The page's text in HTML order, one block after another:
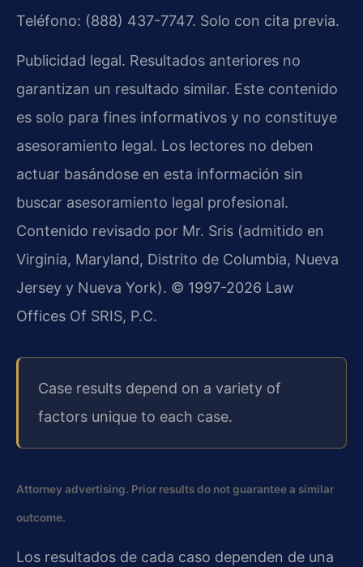
Teléfono: (888) 437-7747. Solo con cita previa.
Publicidad legal. Resultados anteriores no
garantizan un resultado similar. Este contenido
es solo para fines informativos y no constituye
asesoramiento legal. Los lectores no deben
actuar basándose en esta información sin
buscar asesoramiento legal profesional.
Contenido revisado por Mr. Sris (admitido en
Virginia, Maryland, Distrito de Columbia, Nueva
Jersey y Nueva York). © 1997-2026 Law
Offices Of SRIS, P.C.
Case results depend on a variety of
factors unique to each case.
Attorney advertising. Prior results do not guarantee a similar
outcome.
Los resultados de cada caso dependen de una